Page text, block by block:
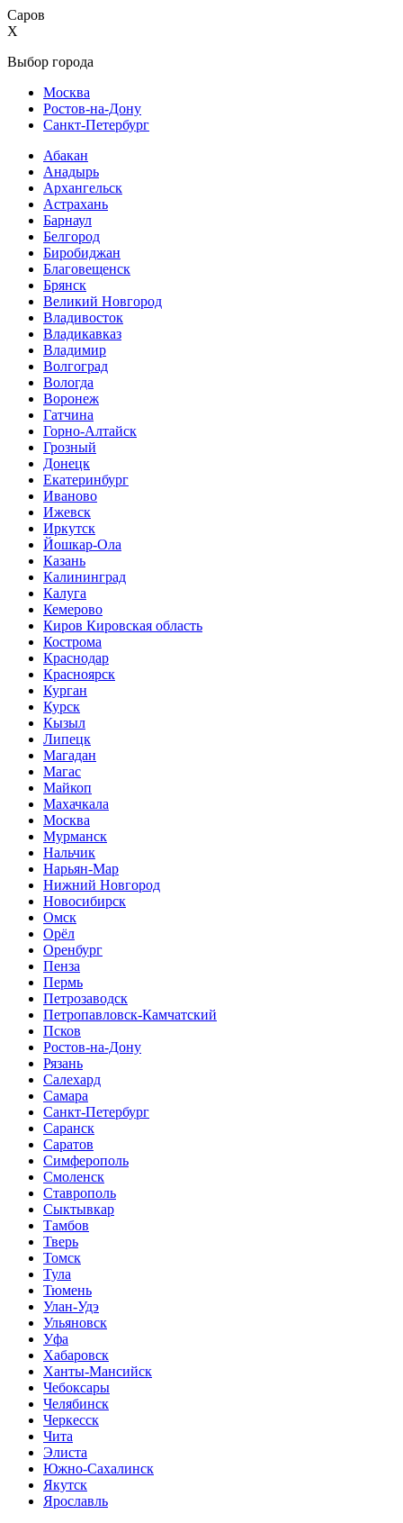
Саров
X
Выбор города
Москва
Ростов-на-Дону
Санкт-Петербург
Абакан
Анадырь
Архангельск
Астрахань
Барнаул
Белгород
Биробиджан
Благовещенск
Брянск
Великий Новгород
Владивосток
Владикавказ
Владимир
Волгоград
Вологда
Воронеж
Гатчина
Горно-Алтайск
Грозный
Донецк
Екатеринбург
Иваново
Ижевск
Иркутск
Йошкар-Ола
Казань
Калининград
Калуга
Кемерово
Киров Кировская область
Кострома
Краснодар
Красноярск
Курган
Курск
Кызыл
Липецк
Магадан
Магас
Майкоп
Махачкала
Москва
Мурманск
Нальчик
Нарьян-Мар
Нижний Новгород
Новосибирск
Омск
Орёл
Оренбург
Пенза
Пермь
Петрозаводск
Петропавловск-Камчатский
Псков
Ростов-на-Дону
Рязань
Салехард
Самара
Санкт-Петербург
Саранск
Саратов
Симферополь
Смоленск
Ставрополь
Сыктывкар
Тамбов
Тверь
Томск
Тула
Тюмень
Улан-Удэ
Ульяновск
Уфа
Хабаровск
Ханты-Мансийск
Чебоксары
Челябинск
Черкесск
Чита
Элиста
Южно-Сахалинск
Якутск
Ярославль